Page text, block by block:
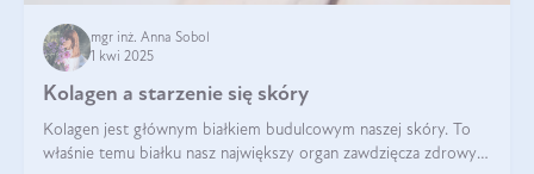
mgr inż. Anna Sobol
1 kwi 2025
Kolagen a starzenie się skóry
Kolagen jest głównym białkiem budulcowym naszej skóry. To
właśnie temu białku nasz największy organ zawdzięcza zdrowy